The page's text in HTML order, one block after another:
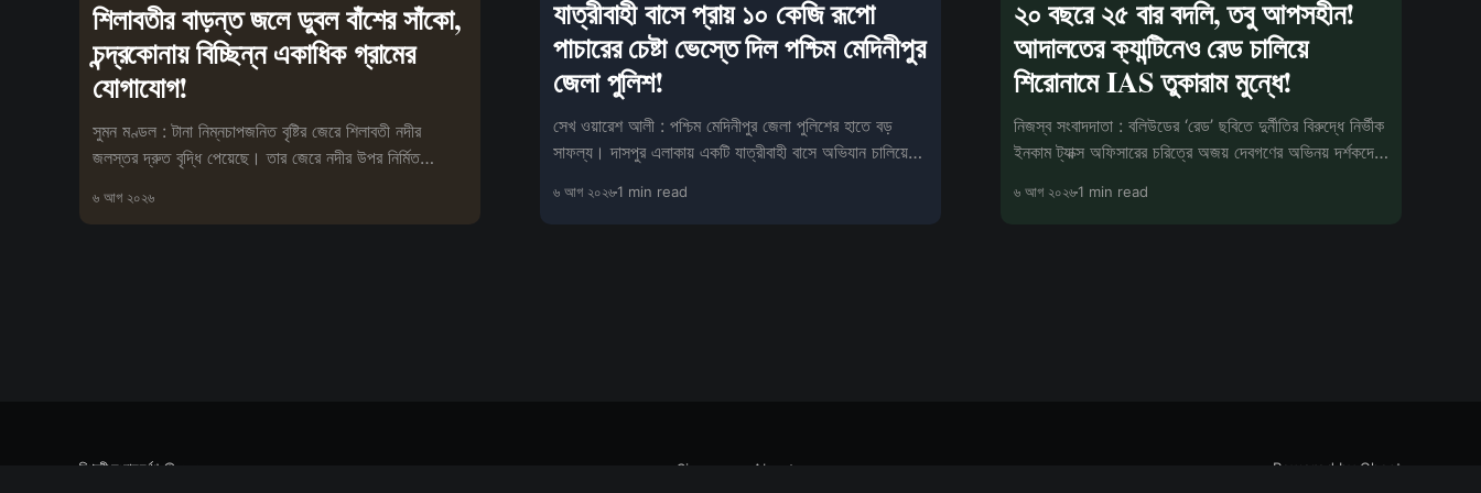
শিলাবতীর বাড়ন্ত জলে ডুবল বাঁশের সাঁকো,
চন্দ্রকোনায় বিচ্ছিন্ন একাধিক গ্রামের
যোগাযোগ!
সুমন মণ্ডল : টানা নিম্নচাপজনিত বৃষ্টির জেরে শিলাবতী নদীর
জলস্তর দ্রুত বৃদ্ধি পেয়েছে। তার জেরে নদীর উপর নির্মিত
৬ আগ ২০২৬
যাত্রীবাহী বাসে প্রায় ১০ কেজি রূপো
পাচারের চেষ্টা ভেস্তে দিল পশ্চিম মেদিনীপুর
জেলা পুলিশ!
সেখ ওয়ারেশ আলী : পশ্চিম মেদিনীপুর জেলা পুলিশের হাতে বড়
সাফল্য। দাসপুর এলাকায় একটি যাত্রীবাহী বাসে অভিযান চালিয়ে
৬ আগ ২০২৬1 min read
২০ বছরে ২৫ বার বদলি, তবু আপসহীন!
আদালতের ক্যান্টিনেও রেড চালিয়ে
শিরোনামে IAS তুকারাম মুন্ধে!
নিজস্ব সংবাদদাতা : বলিউডের ‘রেড’ ছবিতে দুর্নীতির বিরুদ্ধে নির্ভীক
ইনকাম ট্যাক্স অফিসারের চরিত্রে অজয় দেবগণের অভিনয় দর্শকদের
৬ আগ ২০২৬1 min read
বিপ্লবী সংবাদ দর্পণ© ২০২৬ Sign up About us Powered by Ghost